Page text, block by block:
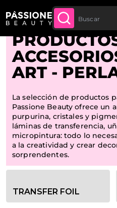
Descuento cantidad: desde
los pedidos a partir de
Migaja de pan
Home
ART -
La selección de productos
Passione Beauty ofrece un
purpurina, cristales y
láminas de transferencia,
micropintura: todo lo
a la creatividad y crear
sorprendentes.
Opciones de filtro de categoría
TRANSFER FOIL